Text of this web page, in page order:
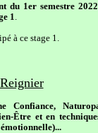
du 1er semestre 2022
1
à ce stage 1.
Confiance,
Être et en